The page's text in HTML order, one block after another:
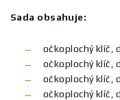
Sada obsahuje:
očkoplochý klíč,
očkoplochý klíč,
očkoplochý klíč,
očkoplochý klíč,